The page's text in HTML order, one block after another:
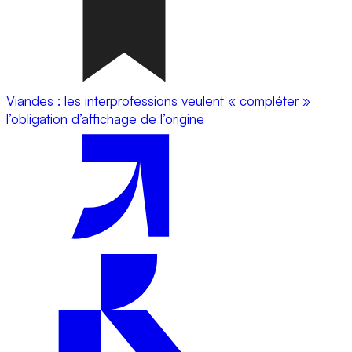
Viandes : les interprofessions veulent « compléter »
l’obligation d’affichage de l’origine